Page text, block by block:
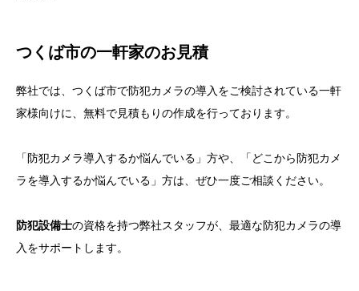
つくば市の一軒家のお見積
弊社では、つくば市で防犯カメラの導入をご検討されている一軒
家様向けに、無料で見積もりの作成を行っております。
「防犯カメラ導入するか悩んでいる」方や、「どこから防犯カメ
ラを導入するか悩んでいる」方は、ぜひ一度ご相談ください。
防犯設備士の資格を持つ弊社スタッフが、最適な防犯カメラの導
入をサポートします。